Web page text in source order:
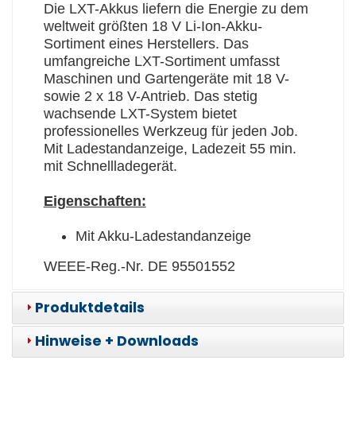
Die LXT-Akkus liefern die Energie zu dem
weltweit größten 18 V Li-Ion-Akku-
Sortiment eines Herstellers. Das
umfangreiche LXT-Sortiment umfasst
Maschinen und Gartengeräte mit 18 V-
sowie 2 x 18 V-Antrieb. Das stetig
wachsende LXT-System bietet
professionelles Werkzeug für jeden Job.
Mit Ladestandanzeige, Ladezeit 55 min.
mit Schnellladegerät.
Eigenschaften:
Mit Akku-Ladestandanzeige
WEEE-Reg.-Nr. DE 95501552
Produktdetails
Hinweise + Downloads